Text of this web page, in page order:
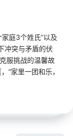
庭3个姓氏”以及
冲突与矛盾的伏
服挑战的温馨故
“家里一团和乐，